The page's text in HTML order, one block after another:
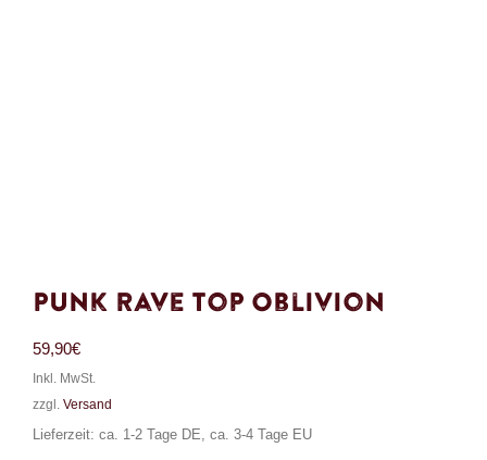
Punk Rave Top Oblivion
59,90€
Inkl. MwSt.
zzgl. Versand
Lieferzeit: ca. 1-2 Tage DE, ca. 3-4 Tage EU